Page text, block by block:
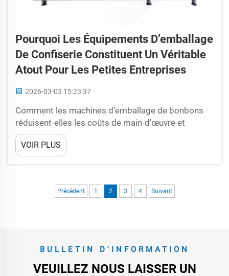
Pourquoi Les Équipements D’emballage
De Confiserie Constituent Un Véritable
Atout Pour Les Petites Entreprises
2026-03-03 15:23:37
Comment les machines d’emballage de bonbons
réduisent-elles les coûts de main-d’œuvre et
augmentent-elles la production ? Réduction des
dépenses de main-d’œuvre de 40 à 60 % grâce à
l’emballage semi-automatisé. L’emballage, la
exigent une charge de travail importante tout au
long de la journée. Ces tâches sont sujettes à…
VOIR PLUS
Précédent 1 2 3 4 Suivant
BULLETIN D'INFORMATION
VEUILLEZ NOUS LAISSER UN